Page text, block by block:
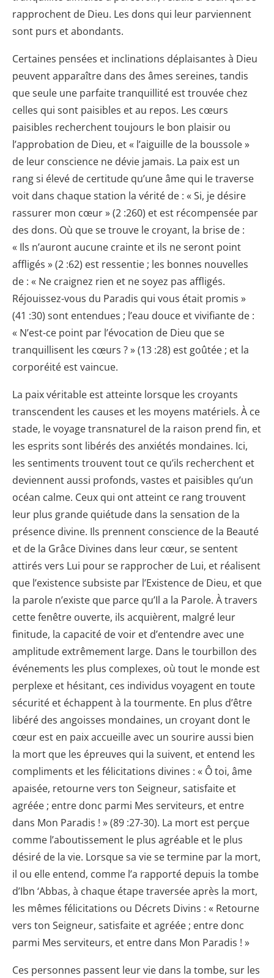
rapprochent de Dieu. Les dons qui leur parviennent
sont purs et abondants.
Certaines pensées et inclinations déplaisantes à Dieu
peuvent apparaître dans des âmes sereines, tandis
que seule une parfaite tranquillité est trouvée chez
celles qui sont paisibles et au repos. Les cœurs
paisibles recherchent toujours le bon plaisir ou
l’approbation de Dieu, et « l’aiguille de la boussole »
de leur conscience ne dévie jamais. La paix est un
rang si élevé de certitude qu’une âme qui le traverse
voit dans chaque station la vérité de : « Si, je désire
rassurer mon cœur » (2 :260) et est récompensée par
des dons. Où que se trouve le croyant, la brise de :
« Ils n’auront aucune crainte et ils ne seront point
affligés » (2 :62) est ressentie ; les bonnes nouvelles
de : « Ne craignez rien et ne soyez pas affligés.
Réjouissez-vous du Paradis qui vous était promis »
(41 :30) sont entendues ; l’eau douce et vivifiante de :
« N’est-ce point par l’évocation de Dieu que se
tranquillisent les cœurs ? » (13 :28) est goûtée ; et la
corporéité est vaincue.
La paix véritable est atteinte lorsque les croyants
transcendent les causes et les moyens matériels. À ce
stade, le voyage transnaturel de la raison prend fin, et
les esprits sont libérés des anxiétés mondaines. Ici,
les sentiments trouvent tout ce qu’ils recherchent et
deviennent aussi profonds, vastes et paisibles qu’un
océan calme. Ceux qui ont atteint ce rang trouvent
leur plus grande quiétude dans la sensation de la
présence divine. Ils prennent conscience de la Beauté
et de la Grâce Divines dans leur cœur, se sentent
attirés vers Lui pour se rapprocher de Lui, et réalisent
que l’existence subsiste par l’Existence de Dieu, et que
la parole n’existe que parce qu’Il a la Parole. À travers
cette fenêtre ouverte, ils acquièrent, malgré leur
finitude, la capacité de voir et d’entendre avec une
amplitude extrêmement large. Dans le tourbillon des
événements les plus complexes, où tout le monde est
perplexe et hésitant, ces individus voyagent en toute
sécurité et échappent à la tourmente. En plus d’être
libéré des angoisses mondaines, un croyant dont le
cœur est en paix accueille avec un sourire aussi bien
la mort que les épreuves qui la suivent, et entend les
compliments et les félicitations divines : « Ô toi, âme
apaisée, retourne vers ton Seigneur, satisfaite et
agréée ; entre donc parmi Mes serviteurs, et entre
dans Mon Paradis ! » (89 :27-30). La mort est perçue
comme l’aboutissement le plus agréable et le plus
désiré de la vie. Lorsque sa vie se termine par la mort,
il ou elle entend, comme l’a rapporté depuis la tombe
d’Ibn ‘Abbas, à chaque étape traversée après la mort,
les mêmes félicitations ou Décrets Divins : « Retourne
vers ton Seigneur, satisfaite et agréée ; entre donc
parmi Mes serviteurs, et entre dans Mon Paradis ! »
Ces personnes passent leur vie dans la tombe, sur les